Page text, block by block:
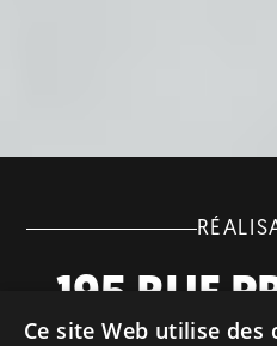
195 RUE
Ce site Web utilise des